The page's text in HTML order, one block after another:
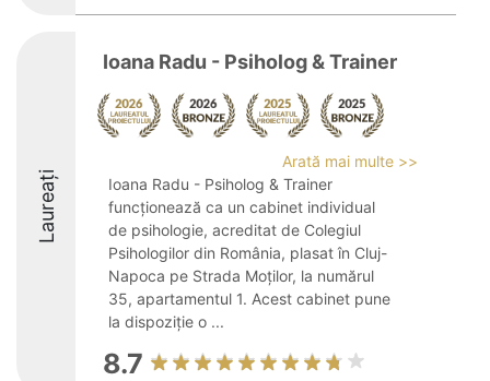
Laureați
Ioana Radu - Psiholog & Trainer
Arată mai multe >>
Ioana Radu - Psiholog & Trainer
funcționează ca un cabinet individual
de psihologie, acreditat de Colegiul
Psihologilor din România, plasat în Cluj-
Napoca pe Strada Moților, la numărul
35, apartamentul 1. Acest cabinet pune
la dispoziție o ...
8.7